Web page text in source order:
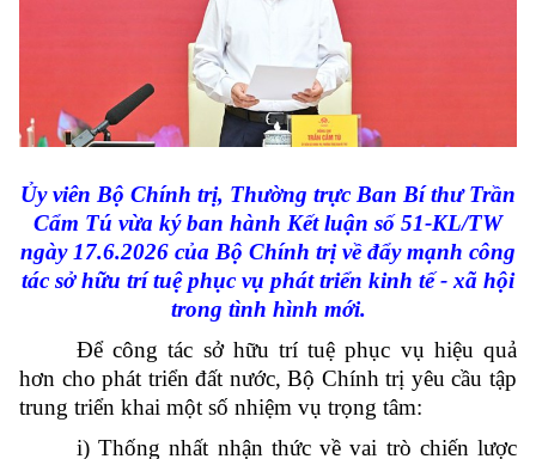
Ủy viên Bộ Chính trị, Thường trực Ban Bí thư Trần
Cẩm Tú vừa ký ban hành Kết luận số 51-KL/TW
ngày 17.6.2026 của Bộ Chính trị về đẩy mạnh công
tác sở hữu trí tuệ phục vụ phát triển kinh tế - xã hội
trong tình hình mới.
Để công tác sở hữu trí tuệ phục vụ hiệu quả
hơn cho phát triển đất nước, Bộ Chính trị yêu cầu tập
trung triển khai một số nhiệm vụ trọng tâm:
i) Thống nhất nhận thức về vai trò chiến lược